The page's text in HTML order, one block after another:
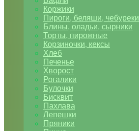
Коржики
Пироги, беляши, чебуреки
Блины, оладьи, сырники
Торты, пирожные
Корзиночки, кексы
Хлеб
Печенье
Хворост
Рогалики
Булочки
Бисквит
Пахлава
Лепешки
Пряники